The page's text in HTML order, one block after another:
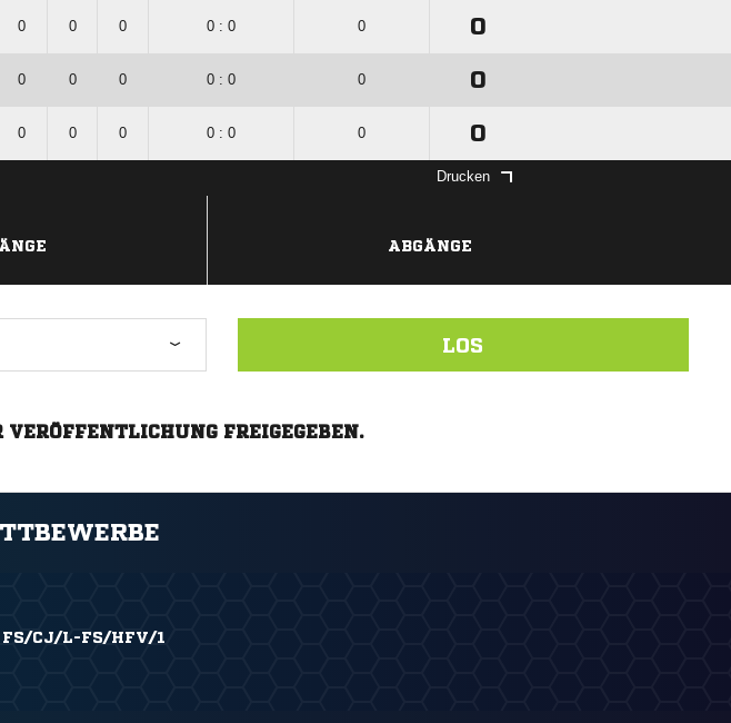
0 0 0 0 : 0 0 0
0 0 0 0 : 0 0 0
0 0 0 0 : 0 0 0
Drucken
ABGÄNGE
LOS
FREIGEGEBEN.
FS/CJ/L-FS/HFV/1